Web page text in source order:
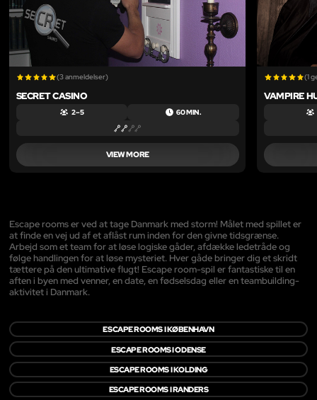
(3 anmeldelser)
SECRET CASINO
2 – 5 60 MIN.
VIEW MORE
(1
VAMPIRE
Escape rooms er ved at tage Danmark med storm! Målet med spillet er
at finde en vej ud af et aflåst rum inden for den givne tidsgrænse.
Arbejd som et team for at løse logiske gåder, afdække ledetråde og
følge handlingen for at løse mysteriet. Hver gåde bringer dig et skridt
tættere på den ultimative flugt! Escape room-spil er fantastiske til en
aften i byen med venner, en date, en fødselsdag eller en teambuilding-
aktivitet i Danmark.
ESCAPE ROOMS I KØBENHAVN
ESCAPE ROOMS I ODENSE
ESCAPE ROOMS I KOLDING
ESCAPE ROOMS I RANDERS